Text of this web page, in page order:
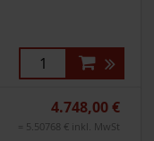
4.748,00 €
= 5.50768 € inkl. MwSt